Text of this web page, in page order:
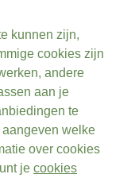
kunnen zijn,
cookies zijn
andere
aan je
te
welke
over cookies
je cookies